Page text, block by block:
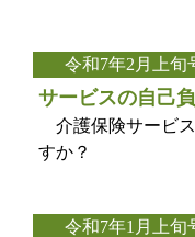
令和7年2月上旬
サービスの自己
介護保険サービ
すか？
令和7年1月上旬